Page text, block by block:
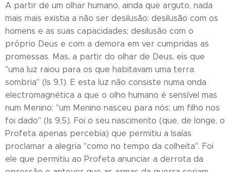
A partir de um olhar humano, ainda que arguto, nada
mais mais existia a não ser desilusão: desilusão com os
homens e as suas capacidades; desilusão com o
próprio Deus e com a demora em ver cumpridas as
promessas. Mas, a partir do olhar de Deus, eis que
"uma luz raiou para os que habitavam uma terra
sombria" (Is 9,1). E esta luz não consiste numa onda
electromagnética a que o olho humano é sensível mas
num Menino: "um Menino nasceu para nós; um filho nos
foi dado" (Is 9,5). Foi o seu nascimento (que, de longe, o
Profeta apenas percebia) que permitiu a Isaías
proclamar a alegria "como no tempo da colheita". Foi
ele que permitiu ao Profeta anunciar a derrota da